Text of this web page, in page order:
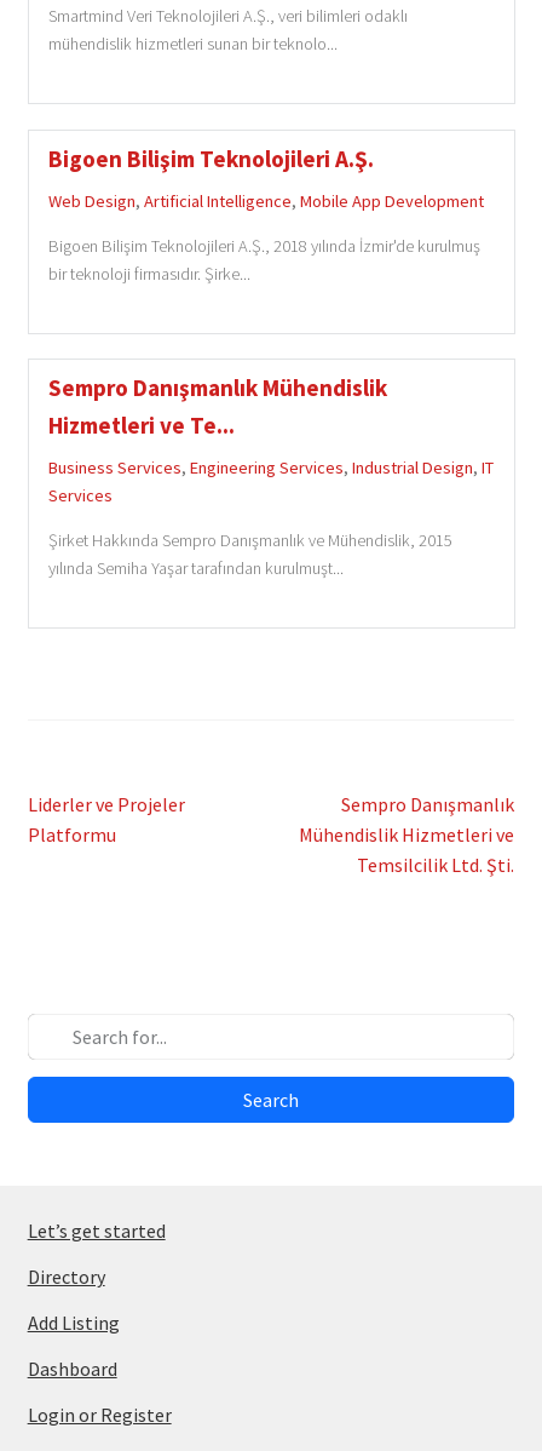
Smartmind Veri Teknolojileri A.Ş., veri bilimleri odaklı
mühendislik hizmetleri sunan bir teknolo...
Bigoen Bilişim Teknolojileri A.Ş.
Web Design, Artificial Intelligence, Mobile App Development
Bigoen Bilişim Teknolojileri A.Ş., 2018 yılında İzmir'de kurulmuş
bir teknoloji firmasıdır. Şirke...
Sempro Danışmanlık Mühendislik
Hizmetleri ve Te...
Business Services, Engineering Services, Industrial Design, IT
Services
Şirket Hakkında Sempro Danışmanlık ve Mühendislik, 2015
yılında Semiha Yaşar tarafından kurulmuşt...
Post
navigation
Previous
post:
Liderler ve Projeler
Platformu
Next
post:
Sempro Danışmanlık
Mühendislik Hizmetleri ve
Temsilcilik Ltd. Şti.
Search
Let’s get started
Directory
Add Listing
Dashboard
Login or Register